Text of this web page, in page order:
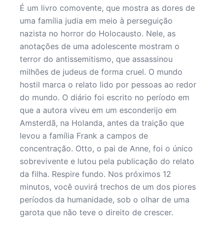
É um livro comovente, que mostra as dores de
uma família judia em meio à perseguição
nazista no horror do Holocausto. Nele, as
anotações de uma adolescente mostram o
terror do antissemitismo, que assassinou
milhões de judeus de forma cruel. O mundo
hostil marca o relato lido por pessoas ao redor
do mundo. O diário foi escrito no período em
que a autora viveu em um esconderijo em
Amsterdã, na Holanda, antes da traição que
levou a família Frank a campos de
concentração. Otto, o pai de Anne, foi o único
sobrevivente e lutou pela publicação do relato
da filha. Respire fundo. Nos próximos 12
minutos, você ouvirá trechos de um dos piores
períodos da humanidade, sob o olhar de uma
garota que não teve o direito de crescer.